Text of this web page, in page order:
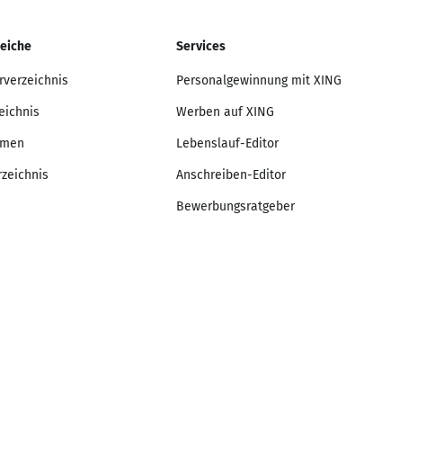
Services
Personalgewinnung mit XING
Werben auf XING
Lebenslauf-Editor
Anschreiben-Editor
Bewerbungsratgeber